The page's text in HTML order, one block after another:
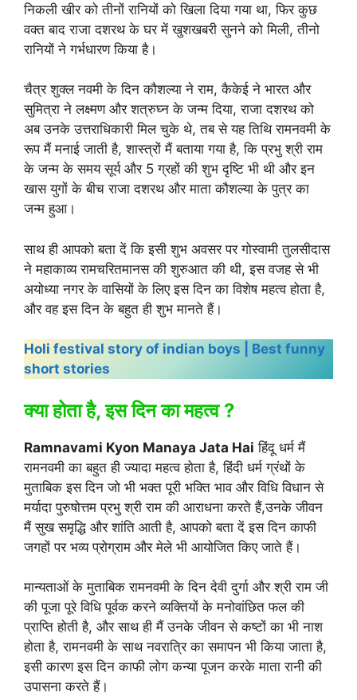
निकली खीर को तीनों रानियों को खिला दिया गया था, फिर कुछ
वक्त बाद राजा दशरथ के घर में खुशखबरी सुनने को मिली, तीनो
रानियों ने गर्भधारण किया है।
चैत्र शुक्ल नवमी के दिन कौशल्या ने राम, कैकेई ने भारत और
सुमित्रा ने लक्ष्मण और शत्रुघ्न के जन्म दिया, राजा दशरथ को
अब उनके उत्तराधिकारी मिल चुके थे, तब से यह तिथि रामनवमी के
रूप मैं मनाई जाती है, शास्त्रों मैं बताया गया है, कि प्रभु श्री राम
के जन्म के समय सूर्य और 5 ग्रहों की शुभ दृष्टि भी थी और इन
खास युगों के बीच राजा दशरथ और माता कौशल्या के पुत्र का
जन्म हुआ।
साथ ही आपको बता दें कि इसी शुभ अवसर पर गोस्वामी तुलसीदास
ने महाकाव्य रामचरितमानस की शुरुआत की थी, इस वजह से भी
अयोध्या नगर के वासियों के लिए इस दिन का विशेष महत्व होता है,
और वह इस दिन के बहुत ही शुभ मानते हैं।
Holi festival story of indian boys | Best funny
short stories
क्या होता है, इस दिन का महत्व ?
Ramnavami Kyon Manaya Jata Hai हिंदू धर्म मैं
रामनवमी का बहुत ही ज्यादा महत्व होता है, हिंदी धर्म ग्रंथों के
मुताबिक इस दिन जो भी भक्त पूरी भक्ति भाव और विधि विधान से
मर्यादा पुरुषोत्तम प्रभु श्री राम की आराधना करते हैं,उनके जीवन
मैं सुख समृद्धि और शांति आती है, आपको बता दें इस दिन काफी
जगहों पर भव्य प्रोग्राम और मेले भी आयोजित किए जाते हैं।
मान्यताओं के मुताबिक रामनवमी के दिन देवी दुर्गा और श्री राम जी
की पूजा पूरे विधि पूर्वक करने व्यक्तियों के मनोवांछित फल की
प्राप्ति होती है, और साथ ही मैं उनके जीवन से कष्टों का भी नाश
होता है, रामनवमी के साथ नवरात्रि का समापन भी किया जाता है,
इसी कारण इस दिन काफी लोग कन्या पूजन करके माता रानी की
उपासना करते हैं।